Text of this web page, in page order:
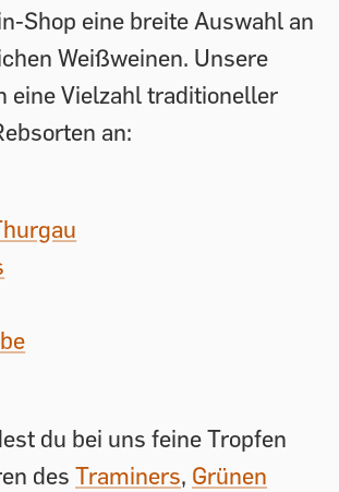
Shop eine breite Auswahl an
Weißweinen. Unsere
eine Vielzahl traditioneller
an:
du bei uns feine Tropfen
des Traminers, Grünen